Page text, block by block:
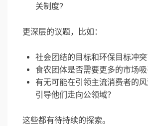
关制度?
更深层的议题，比如：
社会团结的目标和环保目标冲突
食农团体是否需要更多的市场吸
有无可能在引领主流消费者的
引导他们走向公领域？
这些都有待持续的探索。